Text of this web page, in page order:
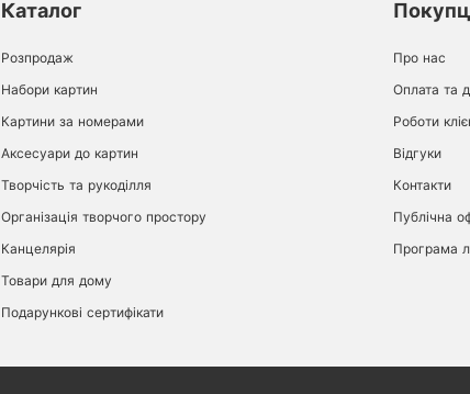
Каталог
Розпродаж
Набори картин
Картини за номерами
Аксесуари до картин
Творчість та рукоділля
Організація творчого простору
Канцелярія
Товари для дому
Подарункові сертифікати
Про нас
Оплата та
Роботи
Відгуки
Контакти
Публічна
Програма